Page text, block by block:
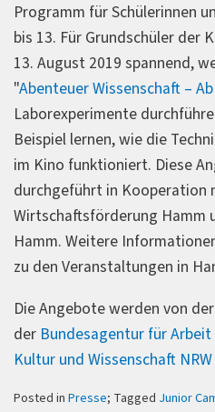
Programm für Schülerinnen
bis 13. Für Grundschüler der
13. August 2019 spannend,
"Abenteuer Wissenschaft –
Laborexperimente
Beispiel lernen, wie die
im Kino funktioniert. Diese
durchgeführt in Kooperation
Wirtschaftsförderung Hamm
Hamm. Weitere
zu den Veranstaltungen in
Die Angebote werden von der
der Bundesagentur für Arbeit
Kultur und Wissenschaft NRW
Posted in Presse; Tagged Junior